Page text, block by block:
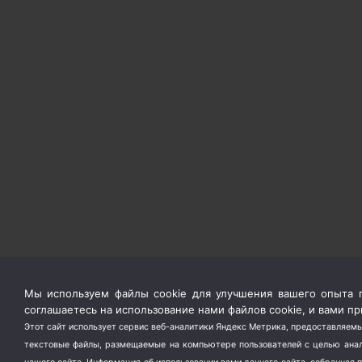
Мы используем файлы cookie для улучшения вашего опыта
соглашаетесь на использование нами файлов cookie, и вами
Этот сайт использует сервис веб-аналитики Яндекс Метрика,
текстовые файлы, размещаемые на компьютере пользователей с целью